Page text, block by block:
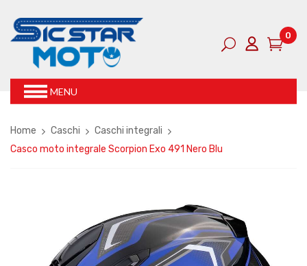
0
MENU
Home Caschi
Caschi integrali
Casco moto integrale Scorpion Exo 491 Nero Blu